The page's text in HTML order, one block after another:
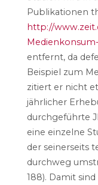
Publikationen
http://
entfernt, da
Beispiel zum
zitiert er nicht
jährlicher
durchgeführte
eine einzelne
der seinerseits
durchweg
188). Damit